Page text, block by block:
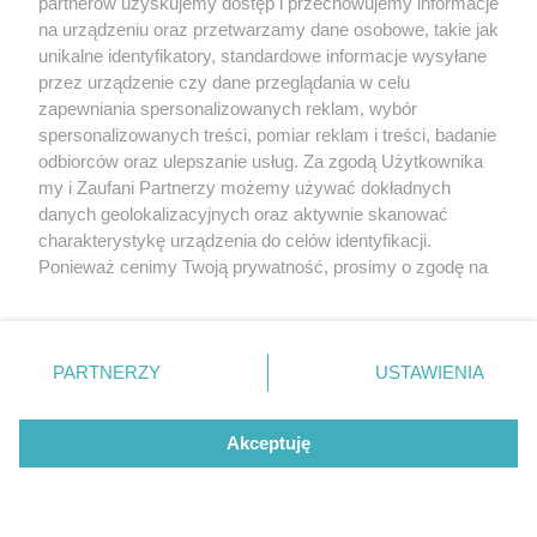
Informacje o swoich prawach i podstawach prawnych dot. przetwarzania
danych osobowych znajdziesz w Polityce Prywatności.
DODAJ KOMENTARZ
na urządzeniu oraz przetwarzamy dane osobowe, takie jak
unikalne identyfikatory, standardowe informacje wysyłane
przez urządzenie czy dane przeglądania w celu
zapewniania spersonalizowanych reklam, wybór
spersonalizowanych treści, pomiar reklam i treści, badanie
odbiorców oraz ulepszanie usług. Za zgodą Użytkownika
my i Zaufani Partnerzy możemy używać dokładnych
danych geolokalizacyjnych oraz aktywnie skanować
charakterystykę urządzenia do celów identyfikacji.
Ponieważ cenimy Twoją prywatność, prosimy o zgodę na
znajdujący się w lewym dolnym rogu strony
. Niektóre
przetwarzaniu. Preferencje będą miały zastosowania tylko
PARTNERZY USTAWIENIA
Akceptuję